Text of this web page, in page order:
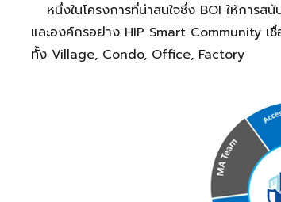
หนึ่งในโครงการที่น่าสนใจซึ่ง BOI ให้การ
และองค์กรอย่าง HIP Smart Community
ทั้ง Village, Condo, Office, Factory